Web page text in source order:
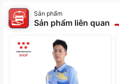
Sản phẩm
Sản phẩm liên quan